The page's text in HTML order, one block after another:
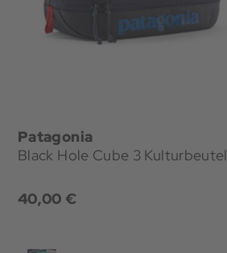
Patagonia
Black Hole Cube 3 Kulturbeutel
40,00 €